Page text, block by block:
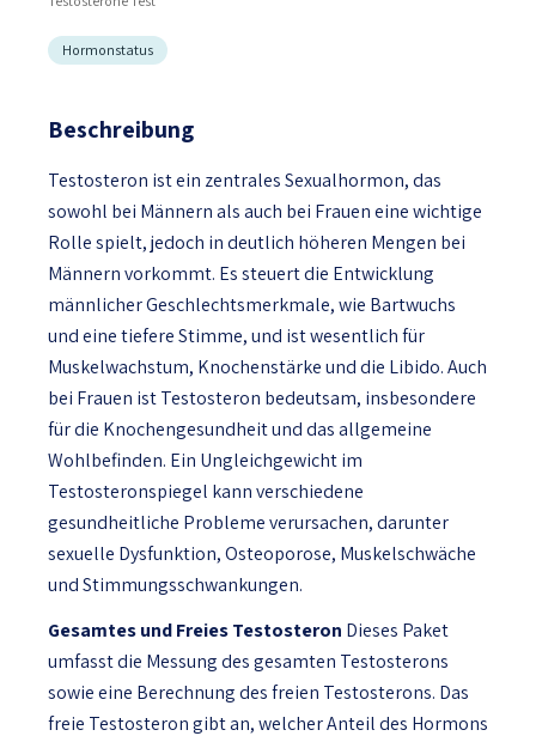
Hormonstatus
Beschreibung
Testosteron ist ein zentrales Sexualhormon, das
sowohl bei Männern als auch bei Frauen eine wichtige
Rolle spielt, jedoch in deutlich höheren Mengen bei
Männern vorkommt. Es steuert die Entwicklung
männlicher Geschlechtsmerkmale, wie Bartwuchs
und eine tiefere Stimme, und ist wesentlich für
Muskelwachstum, Knochenstärke und die Libido. Auch
bei Frauen ist Testosteron bedeutsam, insbesondere
für die Knochengesundheit und das allgemeine
Wohlbefinden. Ein Ungleichgewicht im
Testosteronspiegel kann verschiedene
gesundheitliche Probleme verursachen, darunter
sexuelle Dysfunktion, Osteoporose, Muskelschwäche
und Stimmungsschwankungen.
Gesamtes und Freies Testosteron Dieses Paket
umfasst die Messung des gesamten Testosterons
sowie eine Berechnung des freien Testosterons. Das
freie Testosteron gibt an, welcher Anteil des Hormons